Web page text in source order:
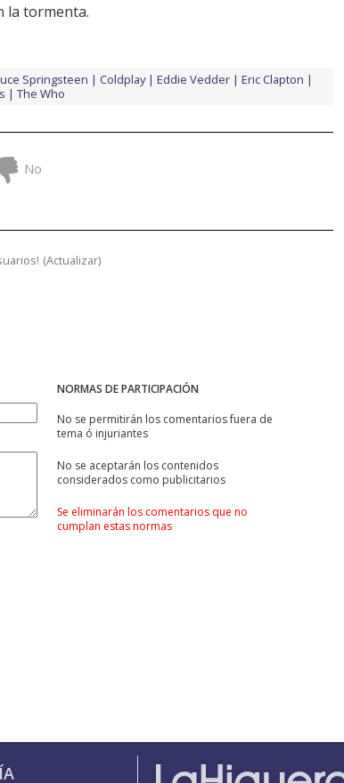
la tormenta.
Springsteen Coldplay Eddie Vedder
Eric Clapton
The Who
No
(Actualizar)
NORMAS DE PARTICIPACIÓN
No se permitirán los comentarios fuera de
tema ó injuriantes
No se aceptarán los contenidos
considerados como publicitarios
Se eliminarán los comentarios que no
cumplan estas normas